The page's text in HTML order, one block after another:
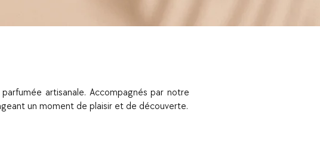
artisanale. Accompagnés par notre
un moment de plaisir et de découverte.